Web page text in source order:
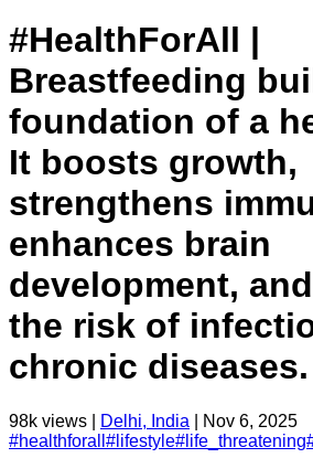
#HealthForAll |
Breastfeeding
foundation of a
It boosts growth,
strengthens
enhances brain
development,
the risk of
chronic diseases.
98k views | Delhi, India
Nov 6, 2025
#healthforall # lifestyle# life_threatening